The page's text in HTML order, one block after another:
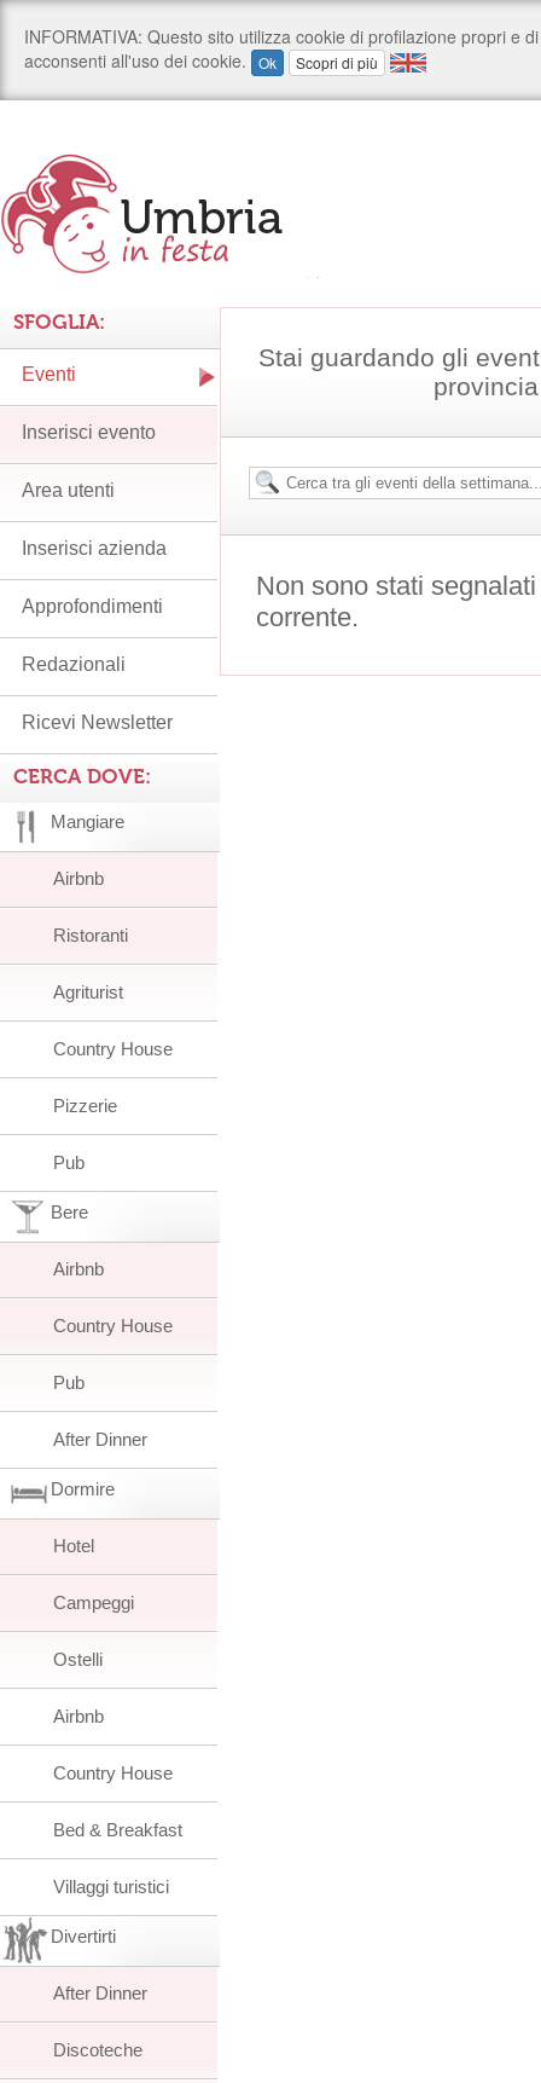
Stai guardando gli
Non sono stati
corrente.
SFOGLIA:
Eventi
Inserisci evento
Area utenti
Inserisci azienda
Approfondimenti
Redazionali
Ricevi Newsletter
CERCA DOVE:
Mangiare
Airbnb
Ristoranti
Agriturist
Country House
Pizzerie
Pub
Bere
Airbnb
Country House
Pub
After Dinner
Dormire
Hotel
Campeggi
Ostelli
Airbnb
Country House
Bed & Breakfast
Villaggi turistici
Divertirti
After Dinner
Discoteche